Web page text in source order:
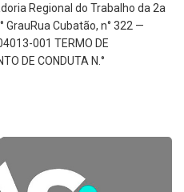
Regional do Trabalho da 2a
GrauRua Cubatão, n° 322 —
001 TERMO DE
DE CONDUTA N.°